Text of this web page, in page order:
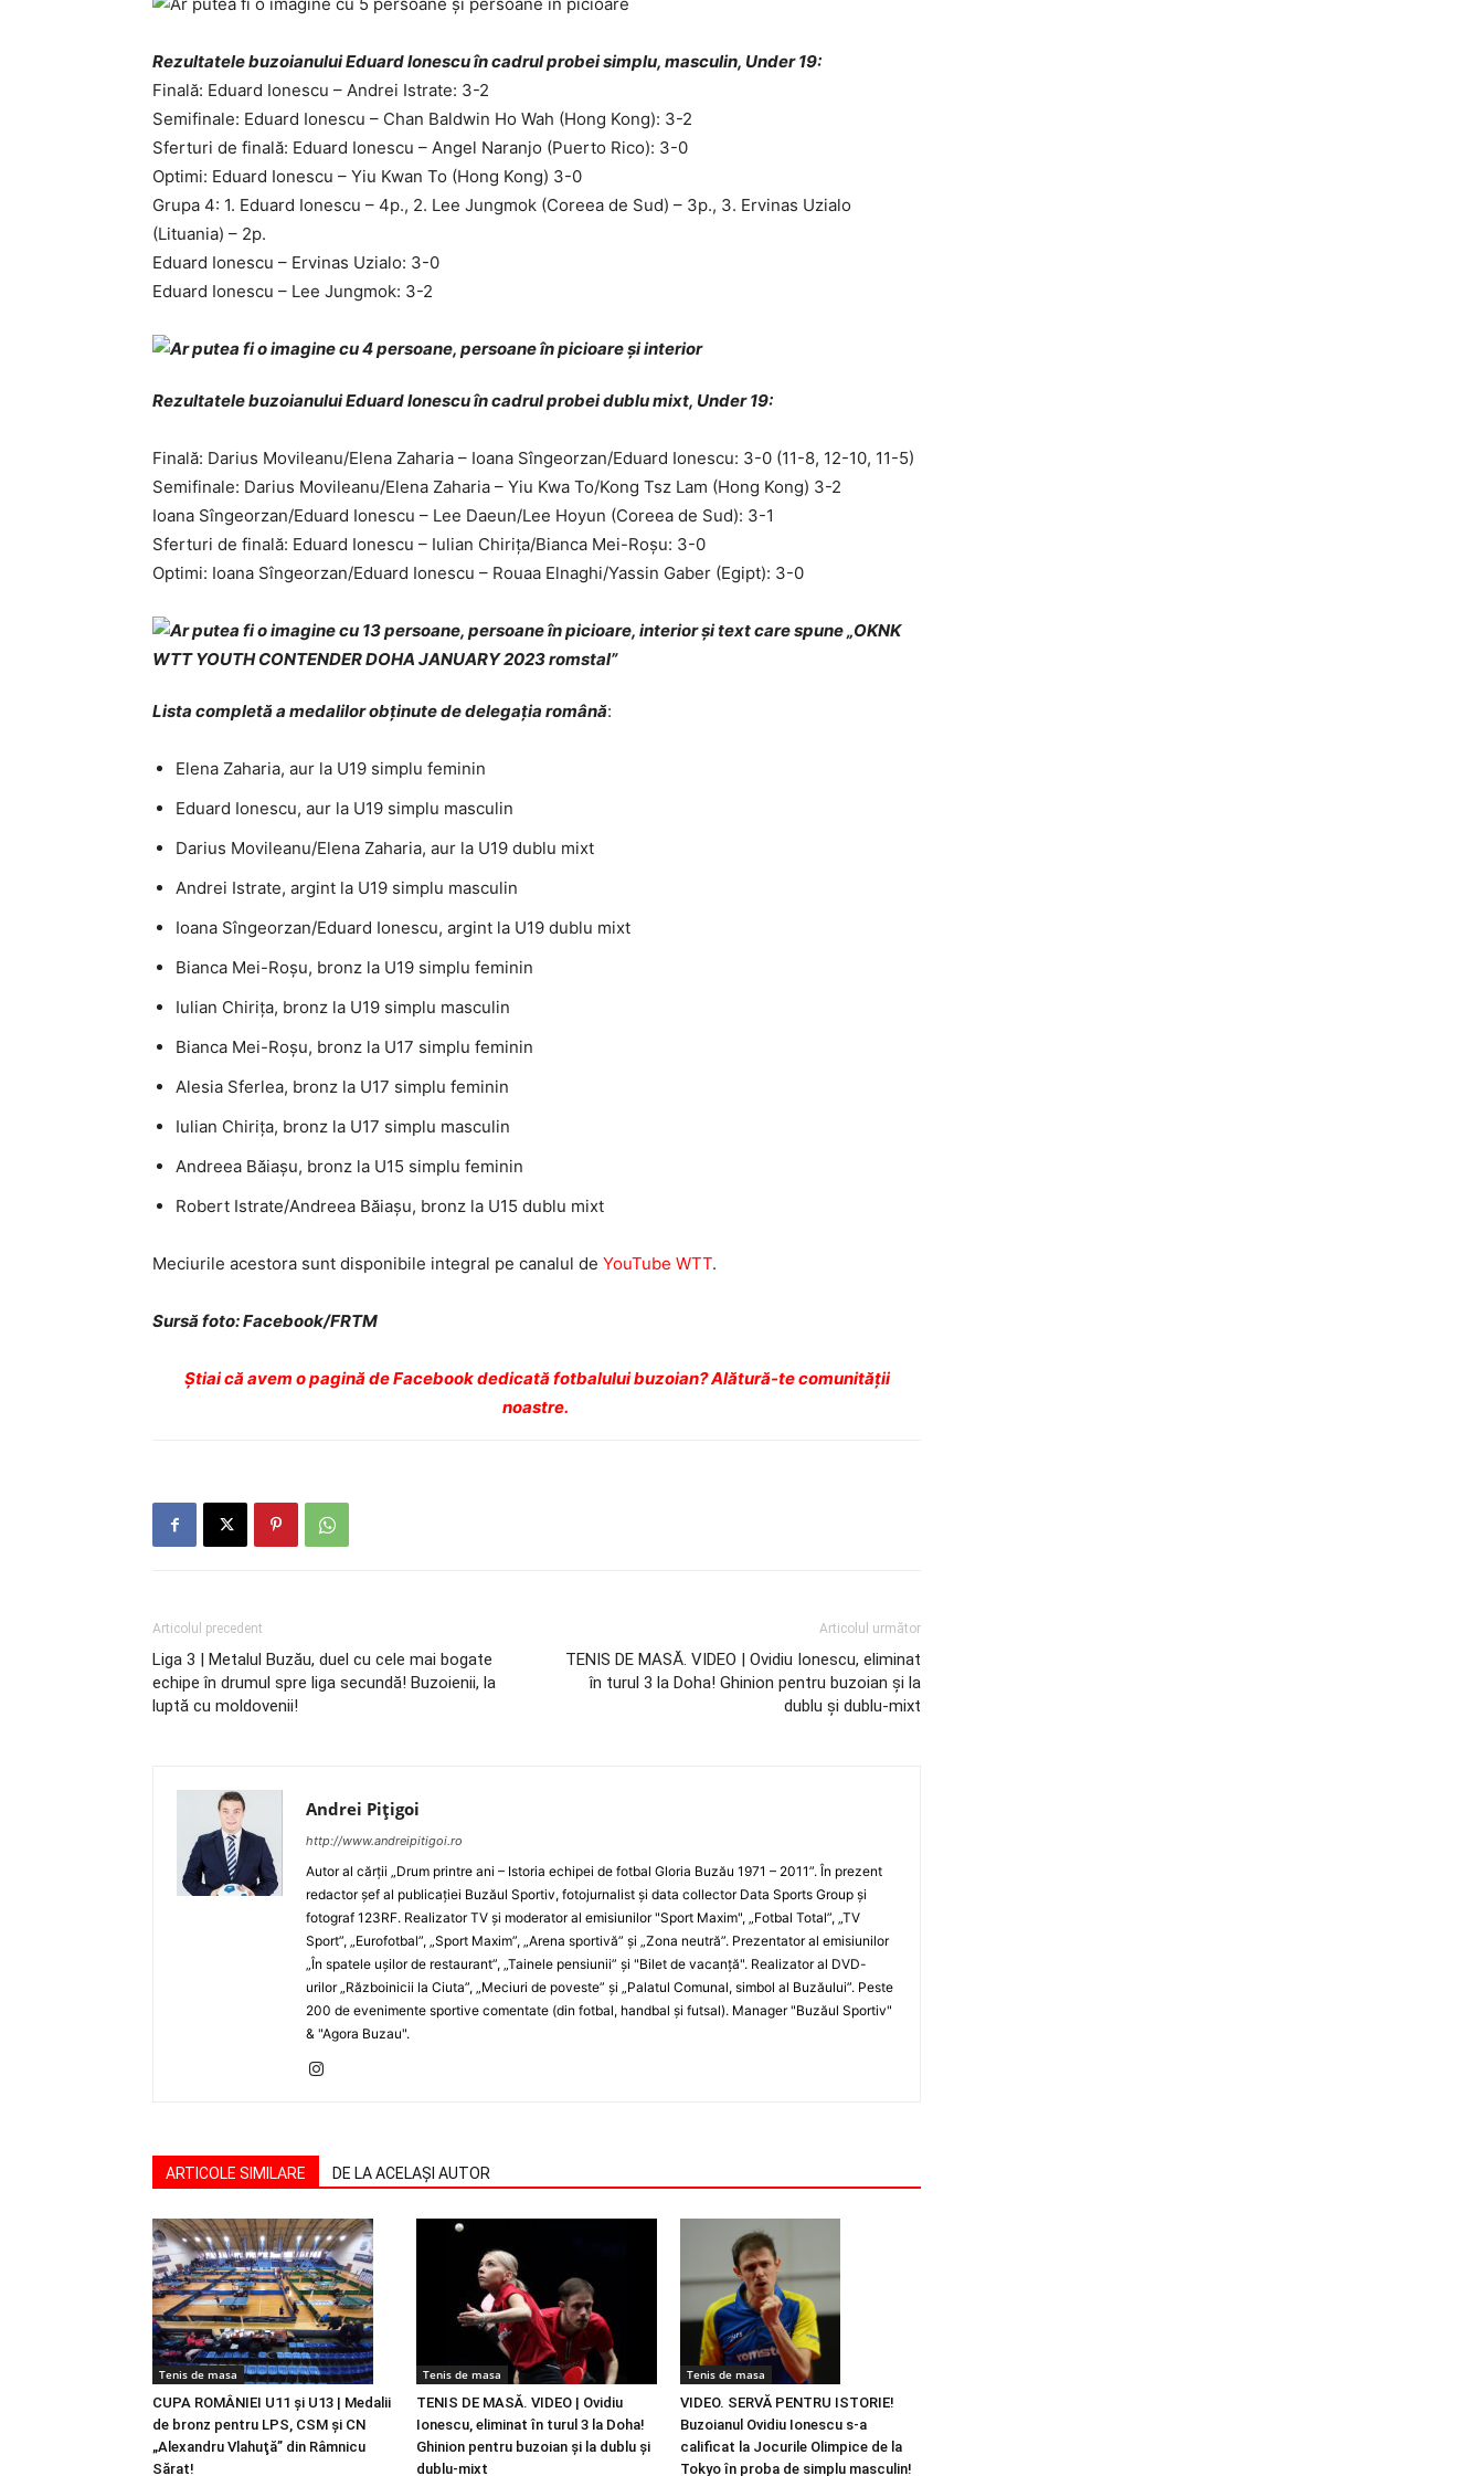
Rezultatele buzoianului Eduard Ionescu în cadrul probei simplu, masculin, Under 19:
Finală: Eduard Ionescu – Andrei Istrate: 3-2
Semifinale: Eduard Ionescu – Chan Baldwin Ho Wah (Hong Kong): 3-2
Sferturi de finală: Eduard Ionescu – Angel Naranjo (Puerto Rico): 3-0
Optimi: Eduard Ionescu – Yiu Kwan To (Hong Kong) 3-0
Grupa 4: 1. Eduard Ionescu – 4p., 2. Lee Jungmok (Coreea de Sud) – 3p., 3. Ervinas Uzialo
(Lituania) – 2p.
Eduard Ionescu – Ervinas Uzialo: 3-0
Eduard Ionescu – Lee Jungmok: 3-2
Rezultatele buzoianului Eduard Ionescu în cadrul probei dublu mixt, Under 19:
Finală: Darius Movileanu/Elena Zaharia – Ioana Sîngeorzan/Eduard Ionescu: 3-0 (11-8, 12-10, 11-5)
Semifinale: Darius Movileanu/Elena Zaharia – Yiu Kwa To/Kong Tsz Lam (Hong Kong) 3-2
Ioana Sîngeorzan/Eduard Ionescu – Lee Daeun/Lee Hoyun (Coreea de Sud): 3-1
Sferturi de finală: Eduard Ionescu – Iulian Chirița/Bianca Mei-Roșu: 3-0
Optimi: Ioana Sîngeorzan/Eduard Ionescu – Rouaa Elnaghi/Yassin Gaber (Egipt): 3-0
Lista completă a medalilor obţinute de delegaţia română:
Elena Zaharia, aur la U19 simplu feminin
Eduard Ionescu, aur la U19 simplu masculin
Darius Movileanu/Elena Zaharia, aur la U19 dublu mixt
Andrei Istrate, argint la U19 simplu masculin
Ioana Sîngeorzan/Eduard Ionescu, argint la U19 dublu mixt
Bianca Mei-Roșu, bronz la U19 simplu feminin
Iulian Chirița, bronz la U19 simplu masculin
Bianca Mei-Roșu, bronz la U17 simplu feminin
Alesia Sferlea, bronz la U17 simplu feminin
Iulian Chirița, bronz la U17 simplu masculin
Andreea Băiașu, bronz la U15 simplu feminin
Robert Istrate/Andreea Băiașu, bronz la U15 dublu mixt
Meciurile acestora sunt disponibile integral pe canalul de YouTube WTT.
Sursă foto: Facebook/FRTM
Ştiai că avem o pagină de Facebook dedicată fotbalului buzoian? Alătură-te comunității
noastre.
Articolul precedent
Liga 3 | Metalul Buzău, duel cu cele mai bogate
echipe în drumul spre liga secundă! Buzoienii, la
luptă cu moldovenii!
Articolul următor
TENIS DE MASĂ. VIDEO | Ovidiu Ionescu, eliminat
în turul 3 la Doha! Ghinion pentru buzoian şi la
dublu şi dublu-mixt
Andrei Pițigoi
http://www.andreipitigoi.ro
Autor al cărţii „Drum printre ani – Istoria echipei de fotbal Gloria Buzău 1971 – 2011”. În prezent
redactor şef al publicaţiei Buzăul Sportiv, fotojurnalist şi data collector Data Sports Group şi
fotograf 123RF. Realizator TV şi moderator al emisiunilor "Sport Maxim", „Fotbal Total”, „TV
Sport”, „Eurofotbal”, „Sport Maxim”, „Arena sportivă” şi „Zona neutră”. Prezentator al emisiunilor
„În spatele uşilor de restaurant”, „Tainele pensiunii” şi "Bilet de vacanţă". Realizator al DVD-
urilor „Războinicii la Ciuta”, „Meciuri de poveste” şi „Palatul Comunal, simbol al Buzăului”. Peste
200 de evenimente sportive comentate (din fotbal, handbal şi futsal). Manager "Buzăul Sportiv"
& "Agora Buzau".
ARTICOLE SIMILARE DE LA ACELAȘI AUTOR
Tenis de masa
CUPA ROMÂNIEI U11 şi U13 | Medalii
de bronz pentru LPS, CSM şi CN
„Alexandru Vlahuţă” din Râmnicu
Sărat!
Tenis de masa
TENIS DE MASĂ. VIDEO | Ovidiu
Ionescu, eliminat în turul 3 la Doha!
Ghinion pentru buzoian şi la dublu şi
dublu-mixt
Tenis de masa
VIDEO. SERVĂ PENTRU ISTORIE!
Buzoianul Ovidiu Ionescu s-a
calificat la Jocurile Olimpice de la
Tokyo în proba de simplu masculin!